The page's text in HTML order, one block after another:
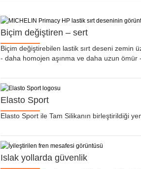
Biçim değiştiren – sert
Biçim değiştirebilen lastik sırt deseni zemin
- daha homojen aşınma ve daha uzun
Elasto Sport
Elasto Sport ile Tam Silikanın birleştirildiği
Islak yollarda güvenlik